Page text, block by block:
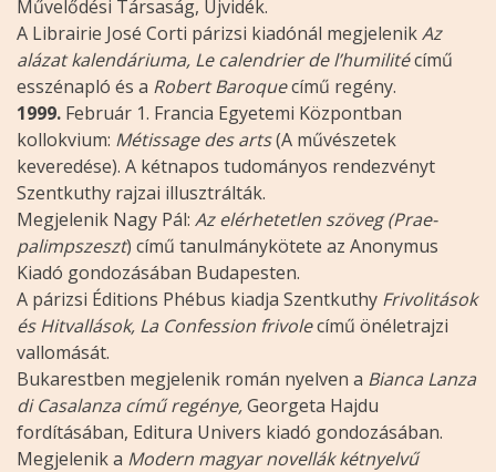
Művelődési Társaság, Újvidék.
A Librairie José Corti párizsi kiadónál megjelenikAz
alázat kalendáriuma, Le calendrier de l’humilitécímű
esszénapló és a Robert Baroquecímű regény.
1999. Február 1. Francia Egyetemi Központban
kollokvium: Métissage des arts(A művészetek
keveredése). A kétnapos tudományos rendezvényt
Szentkuthy rajzai illusztrálták.
Megjelenik Nagy Pál: Az elérhetetlen szöveg (Prae-
palimpszeszt) című tanulmánykötete az Anonymus
Kiadó gondozásában Budapesten.
A párizsi Éditions Phébus kiadja Szentkuthy Frivolitások
és Hitvallások, La Confession frivolecímű önéletrajzi
vallomását.
Bukarestben megjelenik román nyelven a Bianca Lanza
di Casalanza című regénye,Georgeta Hajdu
fordításában, Editura Univers kiadó gondozásában.
Megjelenik a Modern magyar novellák kétnyelvű